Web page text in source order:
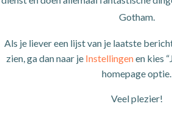
Gotham.
Als je liever een lijst van je laatste
zien, ga dan naar je Instellingenen kies
homepage optie.
Veel plezier!